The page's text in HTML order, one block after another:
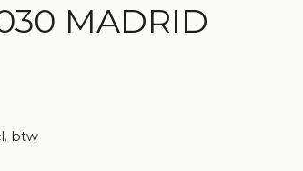
MADRID
btw